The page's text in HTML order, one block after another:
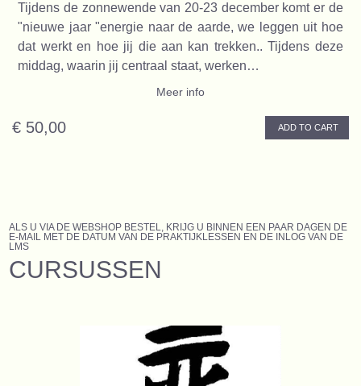
Tijdens de zonnewende van 20-23 december komt er de
"nieuwe jaar "energie naar de aarde, we leggen uit hoe
dat werkt en hoe jij die aan kan trekken.. Tijdens deze
middag, waarin jij centraal staat, werken…
Meer info
€ 50,00 ADD TO CART
ALS U VIA DE WEBSHOP BESTEL, KRIJG U BINNEN EEN PAAR DAGEN DE
E-MAIL MET DE DATUM VAN DE PRAKTIJKLESSEN EN DE INLOG VAN DE
LMS
CURSUSSEN